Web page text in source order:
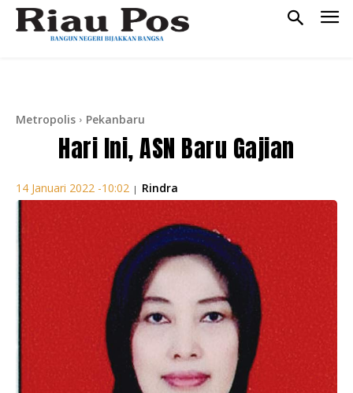
Metropolis Pekanbaru
Hari Ini, ASN Baru Gajian
14 Januari 2022 -10:02 | Rindra